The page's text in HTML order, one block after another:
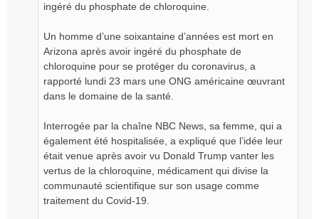
ingéré du phosphate de chloroquine.
Un homme d’une soixantaine d’années est mort en
Arizona après avoir ingéré du phosphate de
chloroquine pour se protéger du coronavirus, a
rapporté lundi 23 mars une ONG américaine œuvrant
dans le domaine de la santé.
Interrogée par la chaîne NBC News, sa femme, qui a
également été hospitalisée, a expliqué que l’idée leur
était venue après avoir vu Donald Trump vanter les
vertus de la chloroquine, médicament qui divise la
communauté scientifique sur son usage comme
traitement du Covid-19.